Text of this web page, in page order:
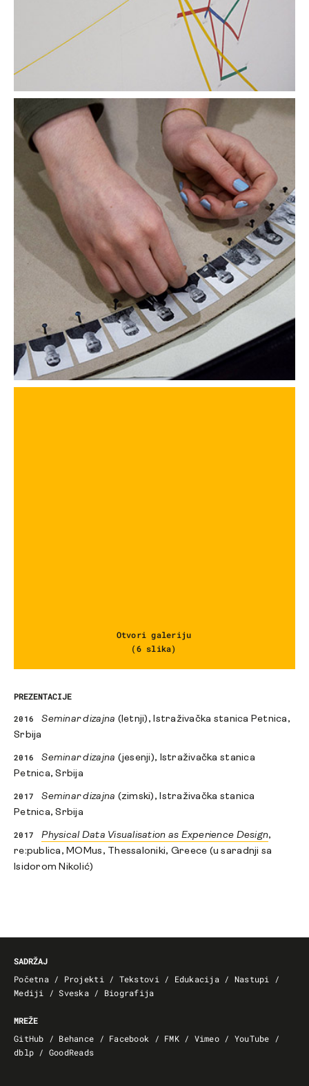
Otvori galeriju
(6 slika)
PREZENTACIJE
2016 Seminar dizajna (letnji), Istraživačka stanica Petnica,
Srbija
2016 Seminar dizajna (jesenji), Istraživačka stanica
Petnica, Srbija
2017 Seminar dizajna (zimski), Istraživačka stanica
Petnica, Srbija
2017 Physical Data Visualisation as Experience Design,
re:publica, MOMus, Thessaloniki, Greece (u saradnji sa
Isidorom Nikolić)
SADRŽAJ
Početna / Projekti / Tekstovi / Edukacija / Nastupi
/
Mediji
/Sveska / Biografija
MREŽE
GitHub / Behance / Facebook / FMK/ Vimeo / YouTube /
dblp / GoodReads